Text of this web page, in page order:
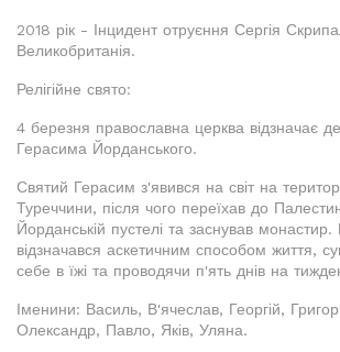
2018 рік - Інцидент отруєння Сергія
Великобританія.
Релігійне свято:
4 березня православна церква відзначає
Герасима Йорданського.
Святий Герасим з'явився на світ на
Туреччини, після чого переїхав до
Йорданській пустелі та заснував
відзначався аскетичним способом життя,
себе в їжі та проводячи п'ять днів на
Іменини: Василь, В'ячеслав, Георгій,
Олександр, Павло, Яків, Уляна.